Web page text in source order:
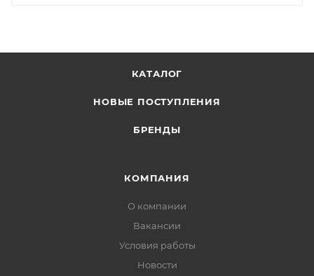
КАТАЛОГ
НОВЫЕ ПОСТУПЛЕНИЯ
БРЕНДЫ
КОМПАНИЯ
О компании
Вакансии
Условия работы
Новости